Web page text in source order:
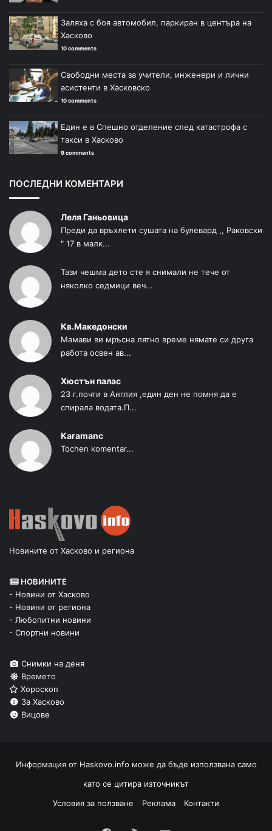
Заляха с боя автомобил, паркиран в центъра на
Хасково
10 comments
Свободни места за учители, инженери и лични
асистенти в Хасковско
10 comments
Един е в Спешно отделение след катастрофа с
такси в Хасково
9 comments
ПОСЛЕДНИ КОМЕНТАРИ
Леля Ганьовица
Преди да връхлети сушата на булевард ,, Раковски
" 17 в малк...
Тази чешма дето сте я снимали не тече от
няколко седмици веч...
Кв.Македонски
Мамави ви мръсна лятно време нямате си друга
работа освен ав...
Хюстън палас
23 г.почти в Англия ,един ден не помня да е
спирала водата.П...
Karamanc
Tochen komentar...
Новините от Хасково и региона
НОВИНИТЕ
- Новини от Хасково
- Новини от региона
- Любопитни новини
- Спортни новини
Снимки на деня
Времето
Хороскоп
За Хасково
Вицове
Информация от Haskovo.info може да бъде използвана само
като се цитира източникът
Условия за ползване
Реклама Контакти